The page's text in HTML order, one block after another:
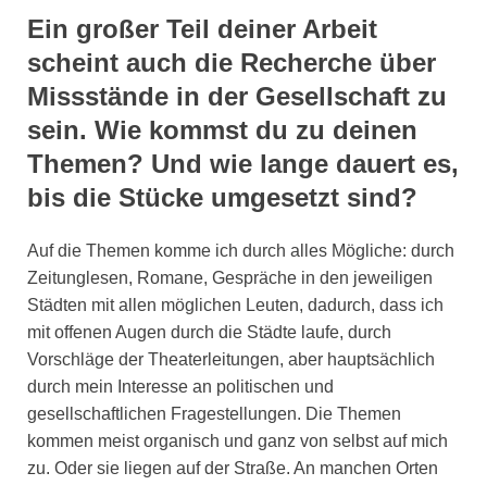
Ein großer Teil deiner Arbeit
scheint auch die Recherche über
Missstände in der Gesellschaft zu
sein. Wie kommst du zu deinen
Themen? Und wie lange dauert es,
bis die Stücke umgesetzt sind?
Auf die Themen komme ich durch alles Mögliche: durch
Zeitunglesen, Romane, Gespräche in den jeweiligen
Städten mit allen möglichen Leuten, dadurch, dass ich
mit offenen Augen durch die Städte laufe, durch
Vorschläge der Theaterleitungen, aber hauptsächlich
durch mein Interesse an politischen und
gesellschaftlichen Fragestellungen. Die Themen
kommen meist organisch und ganz von selbst auf mich
zu. Oder sie liegen auf der Straße. An manchen Orten